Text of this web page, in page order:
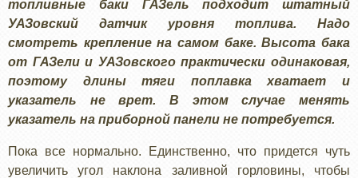
топливные баки ГАЗель подходит штатный
УАЗовский датчик уровня топлива. Надо
смотреть крепление на самом баке. Высота бака
от ГАЗели и УАЗовского практически одинаковая,
поэтому длины тяги поплавка хватает и
указатель не врет. В этом случае менять
указатель на приборной панели не потребуется.
Пока все нормально. Единственно, что придется чуть
увеличить угол наклона заливной горловины, чтобы